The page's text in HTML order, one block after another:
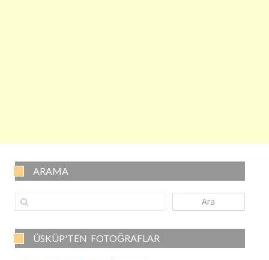
ARAMA
Ara
ÜSKÜP'TEN FOTOĞRAFLAR